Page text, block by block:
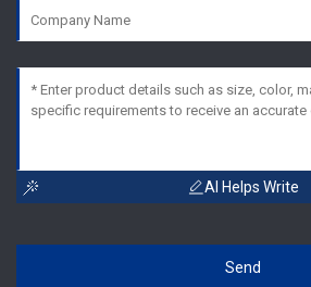
AI Helps Write
Send